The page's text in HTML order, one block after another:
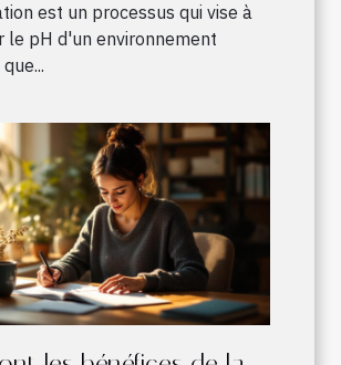
est un processus qui vise à
le pH d'un environnement